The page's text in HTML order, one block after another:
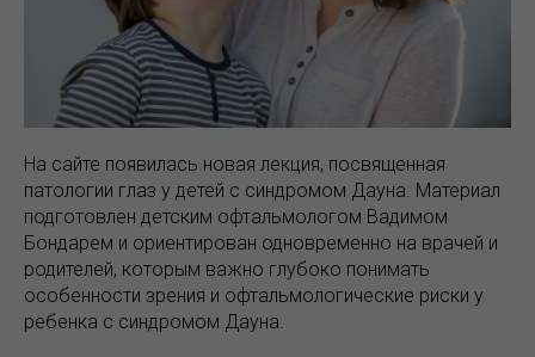
На сайте появилась новая лекция, посвященная
патологии глаз у детей с синдромом Дауна. Материал
подготовлен детским офтальмологом Вадимом
Бондарем и ориентирован одновременно на врачей и
родителей, которым важно глубоко понимать
особенности зрения и офтальмологические риски у
ребенка с синдромом Дауна.